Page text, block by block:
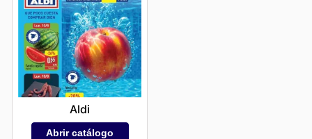
Aldi
Abrir catálogo